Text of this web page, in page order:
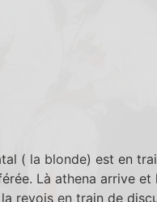
( la blonde) est en
Là athena arrive et
revois en train de